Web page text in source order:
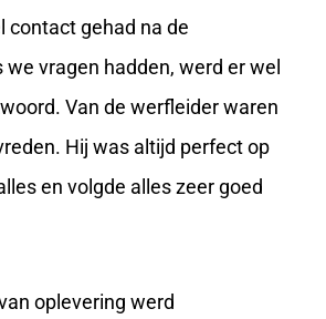
contact gehad na de
vragen hadden, werd er wel
Van de werfleider waren
Hij was altijd perfect op
en volgde alles zeer goed
oplevering werd